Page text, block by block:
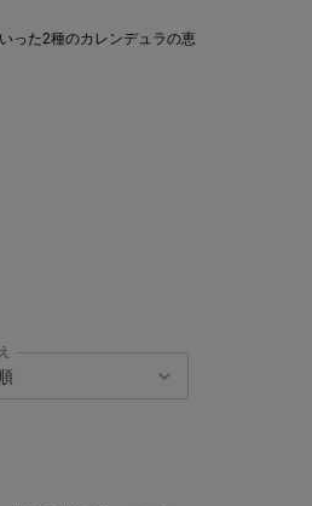
った2種のカレンデュラの恵